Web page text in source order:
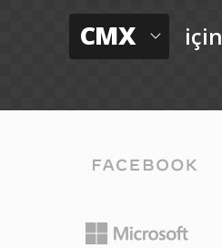
CMX için